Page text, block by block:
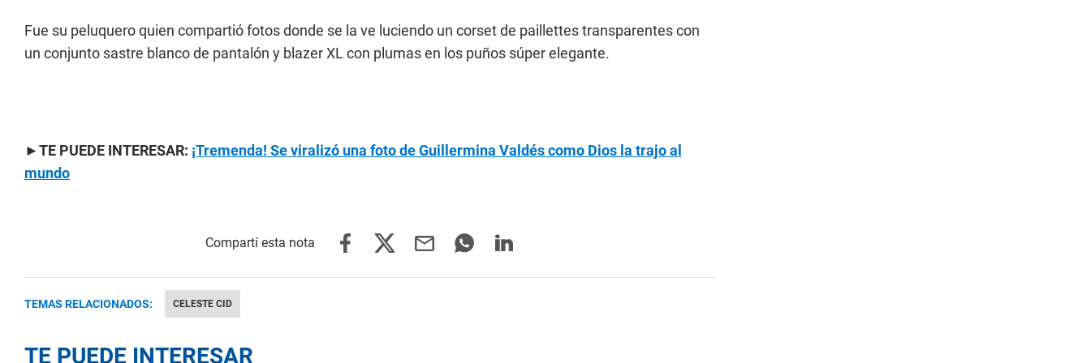
Fue su peluquero quien compartió fotos donde se la ve luciendo un corset de paillettes transparentes con
un conjunto sastre blanco de pantalón y blazer XL con plumas en los puños súper elegante.
►TE PUEDE INTERESAR: ¡Tremenda! Se viralizó una foto de Guillermina Valdés como Dios la trajo al
mundo
TEMAS RELACIONADOS: CELESTE CID
TE PUEDE INTERESAR